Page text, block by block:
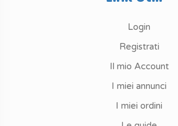
Login
Registrati
Il mio Account
I miei annunci
I miei ordini